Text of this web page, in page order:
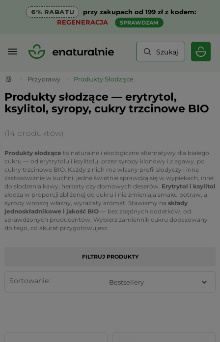
6% RABATU
przy zakupach od 199 zł z kodem:
REGENERACJA
SPRAWDZAM
Szukaj
Przyprawy Produkty Słodzące
Produkty słodzące — erytrytol,
ksylitol, syropy, cukry trzcinowe BIO
(14 produktów)
Produkty słodzące to naturalne i ekologiczne alternatywy dla białego
cukru — od erytrytolu i ksylitolu, przez syropy klonowy i z agawy, po
cukry trzcinowe BIO. Każdy z nich ma własny profil słodyczy i inne
zastosowanie w kuchni: jedne świetnie sprawdzą się w wypiekach, inne
do słodzenia kawy, herbaty czy domowych deserów. Erytrytol i ksylitol
słodzą w proporcji zbliżonej do cukru i nie zmieniają smaku potraw, a
syropy wnoszą własny, wyrazisty aromat. Stawiamy na składy
jednoskładnikowe i jakość BIO — bez zbędnych dodatków, od
sprawdzonych producentów. Wybierz zamiennik cukru dopasowany
do tego, co akurat przygotowujesz.
FILTRUJ PRODUKTY
Sortowanie: